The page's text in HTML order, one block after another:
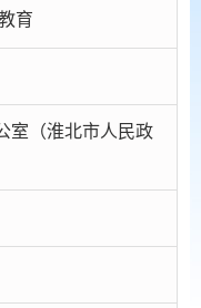
育
室（淮北市人民政